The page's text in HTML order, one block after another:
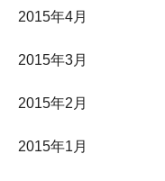
2015年4月
2015年3月
2015年2月
2015年1月